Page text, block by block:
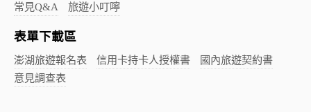
常見Q&A 旅遊小叮嚀
表單下載區
澎湖旅遊報名表 信用卡持卡人授權書
國內旅遊契約書
意見調查表